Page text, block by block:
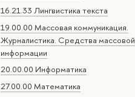
16.21.33 Лингвистика текста
19.00.00 Массовая коммуникация.
Журналистика. Средства массовой
информации
20.00.00 Информатика
27.00.00 Математика